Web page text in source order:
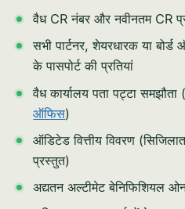
वैध CR नंबर और नवीनतम CR
सभी पार्टनर, शेयरधारक या
के पासपोर्ट की प्रतियां
वैध कार्यालय पता पट्टा समझौता
ऑफिस)
ऑडिटेड वित्तीय विवरण
प्रस्तुत)
अद्यतन अल्टीमेट बेनिफिशियल